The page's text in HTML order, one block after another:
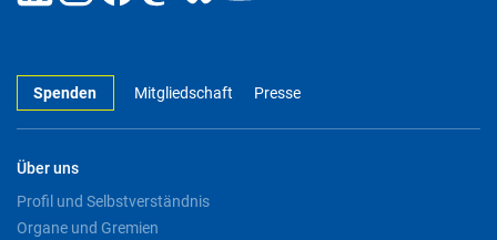
Spenden Mitgliedschaft Presse
Über uns
Profil und Selbstverständnis
Organe und Gremien